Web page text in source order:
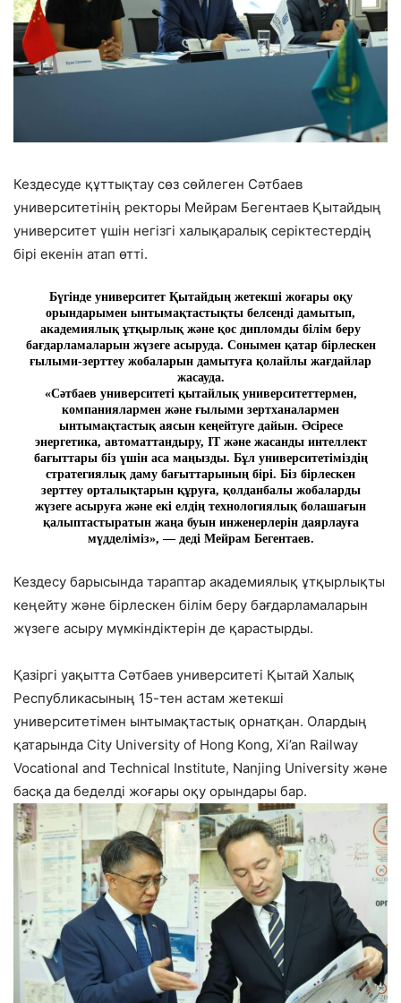
Кездесуде құттықтау сөз сөйлеген Сәтбаев
университетінің ректоры Мейрам Бегентаев Қытайдың
университет үшін негізгі халықаралық серіктестердің
бірі екенін атап өтті.
Бүгінде университет Қытайдың жетекші жоғары оқу
орындарымен ынтымақтастықты белсенді дамытып,
академиялық ұтқырлық және қос дипломды білім беру
бағдарламаларын жүзеге асыруда. Сонымен қатар бірлескен
ғылыми-зерттеу жобаларын дамытуға қолайлы жағдайлар
жасауда.
«Сәтбаев университеті қытайлық университеттермен,
компаниялармен және ғылыми зертханалармен
ынтымақтастық аясын кеңейтуге дайын. Әсіресе
энергетика, автоматтандыру, IT және жасанды интеллект
бағыттары біз үшін аса маңызды. Бұл университетіміздің
стратегиялық даму бағыттарының бірі. Біз бірлескен
зерттеу орталықтарын құруға, қолданбалы жобаларды
жүзеге асыруға және екі елдің технологиялық болашағын
қалыптастыратын жаңа буын инженерлерін даярлауға
мүдделіміз», — деді Мейрам Бегентаев.
Кездесу барысында тараптар академиялық ұтқырлықты
кеңейту және бірлескен білім беру бағдарламаларын
жүзеге асыру мүмкіндіктерін де қарастырды.
Қазіргі уақытта Сәтбаев университеті Қытай Халық
Республикасының 15-тен астам жетекші
университетімен ынтымақтастық орнатқан. Олардың
қатарында City University of Hong Kong, Xi’an Railway
Vocational and Technical Institute, Nanjing University және
басқа да беделді жоғары оқу орындары бар.